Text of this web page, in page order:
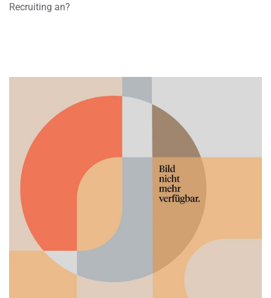
Recruiting an?